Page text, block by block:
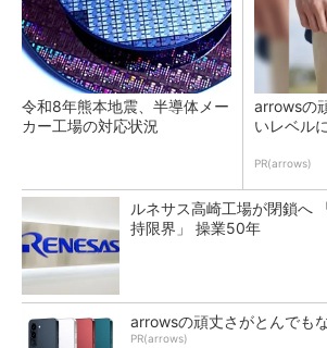
令和8年熊本地震、半導体メー
カー工場の対応状況
arrowsの
いレベルに
PR(arrows)
ルネサス高崎工場が閉鎖へ
持限界」 操業50年
arrowsの頑丈さがとんでも
PR(arrows)